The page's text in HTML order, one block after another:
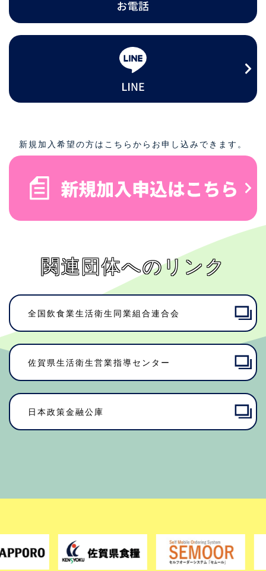
新規加入希望の方はこちらからお申し込みできます。
関連団体へのリンク
全国飲食業生活衛生同業組合連合会
佐賀県⽣活衛⽣営業指導センター
日本政策金融公庫